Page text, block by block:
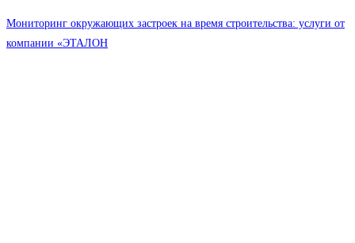
Мониторинг окружающих застроек на время строительства: услуги от
компании «ЭТАЛОН